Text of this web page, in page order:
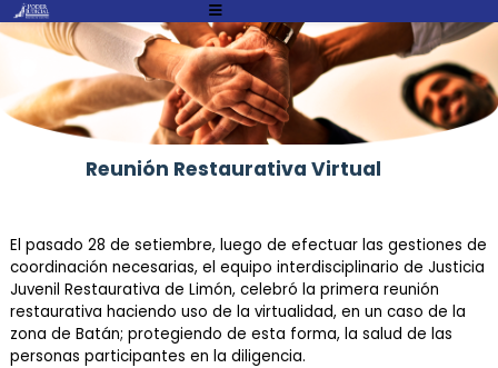
Atención:
Este
cuenta
con
Reunión Restaurativa Virtual
El pasado 28 de setiembre, luego de efectuar las gestiones de
coordinación necesarias, el equipo interdisciplinario de Justicia
Juvenil Restaurativa de Limón, celebró la primera reunión
restaurativa haciendo uso de la virtualidad, en un caso de la
zona de Batán; protegiendo de esta forma, la salud de las
personas participantes en la diligencia.